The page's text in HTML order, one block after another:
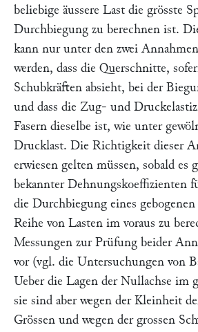
beliebige äussere Last die grösste
Durchbiegung zu berechnen ist.
kann nur unter den zwei
werden, dass die Querschnitte,
Schubkräften absieht, bei der
und dass die Zug- und
Fasern dieselbe ist, wie unter
Drucklast. Die Richtigkeit dieser
erwiesen gelten müssen, sobald
bekannter Dehnungskoeffizienten
die Durchbiegung eines
Reihe von Lasten im voraus zu
Messungen zur Prüfung beider
vor (vgl. die Untersuchungen von
Ueber die Lagen der Nullachse im
sie sind aber wegen der Kleinheit
Grössen und wegen der grossen